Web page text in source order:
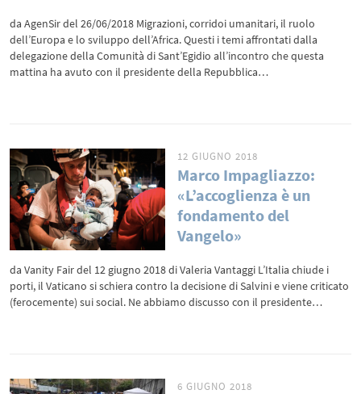
da AgenSir del 26/06/2018 Migrazioni, corridoi umanitari, il ruolo
dell’Europa e lo sviluppo dell’Africa. Questi i temi affrontati dalla
delegazione della Comunità di Sant’Egidio all’incontro che questa
mattina ha avuto con il presidente della Repubblica…
12 GIUGNO 2018
Marco Impagliazzo:
«L’accoglienza è un
fondamento del
Vangelo»
da Vanity Fair del 12 giugno 2018 di Valeria Vantaggi L’Italia chiude i
porti, il Vaticano si schiera contro la decisione di Salvini e viene criticato
(ferocemente) sui social. Ne abbiamo discusso con il presidente…
6 GIUGNO 2018